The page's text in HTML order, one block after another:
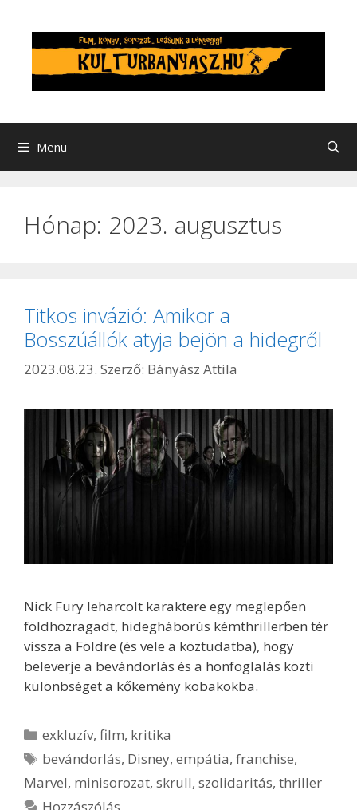
tartalomba
Menü
Hónap: 2023. augusztus
Titkos invázió: Amikor a
Bosszúállók atyja bejön a hidegről
2023.08.23. Szerző: Bányász Attila
Nick Fury leharcolt karaktere egy meglepően
földhözragadt, hidegháborús kémthrillerben tér
vissza a Földre (és vele a köztudatba), hogy
beleverje a bevándorlás és a honfoglalás közti
különbséget a kőkemény kobakokba.
Kategória
exkluzív,film, kritika
Címkék
bevándorlás, Disney,empátia,franchise,
Marvel, minisorozat, skrull, szolidaritás, thriller
Hozzászólás